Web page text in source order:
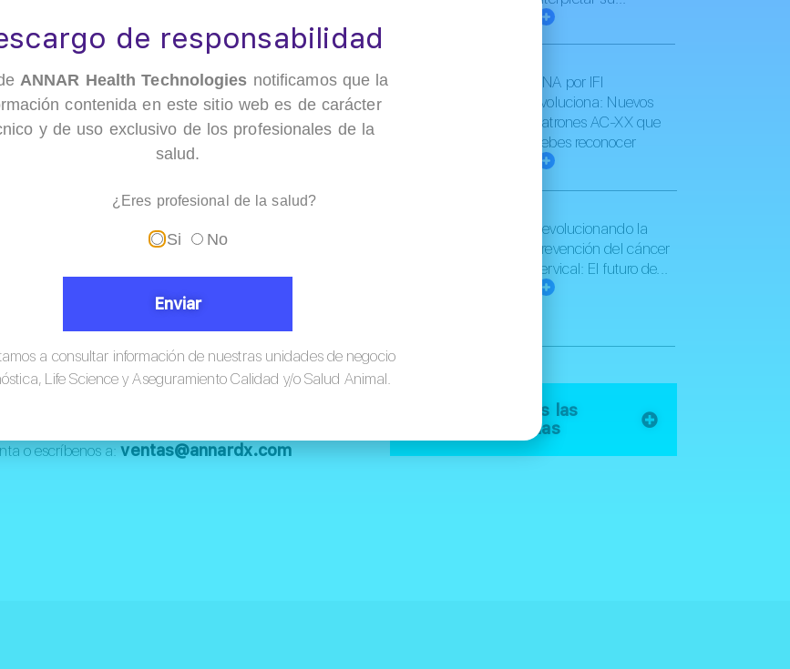
sanos y permutados del
Molecular de enfermedades causadas por
amplificación del ADN mediante la reacción en cadena
de los fragmentos obtenidos. Se trata de una técnica
o escríbenos a:ventas@annardx.com
ANA por IFI
evoluciona: Nuevos
patrones AC-XX que
debes reconocer
Revolucionando la
prevención del cáncer
cervical: El futuro de...
Ver todas las
entradas
de responsabilidad
ANNAR Health Technologies notificamos que la
contenida en este sitio web es de carácter
y de uso exclusivo de los profesionales de la
salud.
¿Eres profesional de la salud?
Si No
Enviar
a consultar información de nuestras unidades de negocio
Life Science y Aseguramiento Calidad y/o Salud Animal.